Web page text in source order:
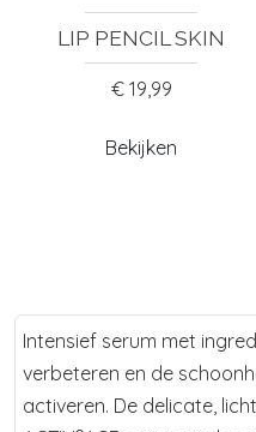
LIP PENCIL SKIN
€ 19,99
Bekijken
Intensief serum met
verbeteren en de
activeren. De delicate,